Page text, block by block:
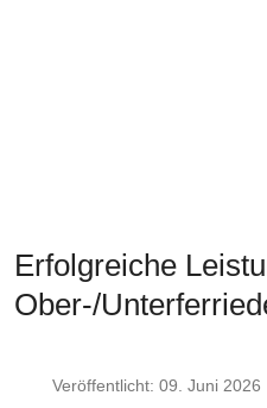
Erfolgreiche
Ober-/
Veröffentlicht: 09. Juni 2026